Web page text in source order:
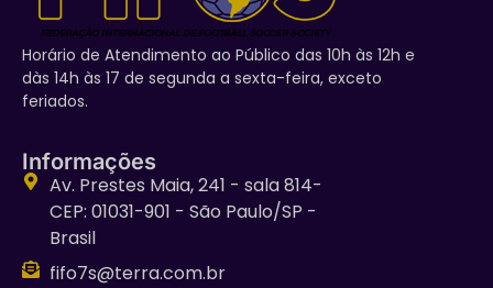
Horário de Atendimento ao Público das 10h às 12h e
dàs 14h às 17 de segunda a sexta-feira, exceto
feriados.
Informações
Av. Prestes Maia, 241 - sala 814-
CEP: 01031-901 - São Paulo/SP -
Brasil
fifo7s@terra.com.br